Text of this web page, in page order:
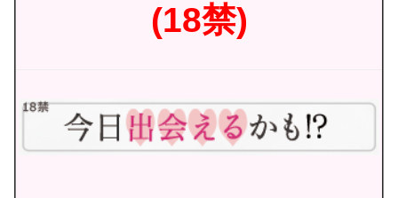
(18禁)